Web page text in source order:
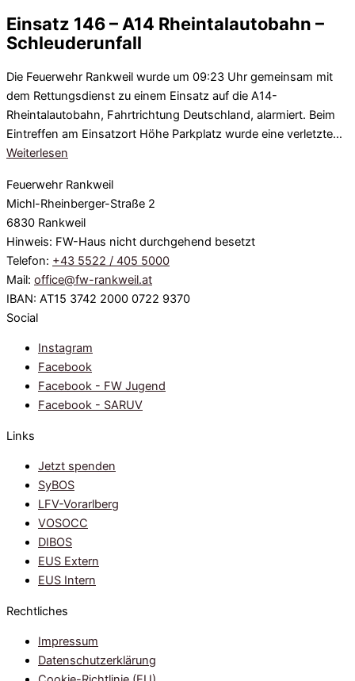
Einsatz 146 – A14 Rheintalautobahn –
Schleuderunfall
Die Feuerwehr Rankweil wurde um 09:23 Uhr gemeinsam mit
dem Rettungsdienst zu einem Einsatz auf die A14-
Rheintalautobahn, Fahrtrichtung Deutschland, alarmiert. Beim
Eintreffen am Einsatzort Höhe Parkplatz wurde eine verletzte…
Weiterlesen
Feuerwehr Rankweil
Michl-Rheinberger-Straße 2
6830 Rankweil
Hinweis: FW-Haus nicht durchgehend besetzt
Telefon: +43 5522 / 405 5000
Mail: office@fw-rankweil.at
IBAN: AT15 3742 2000 0722 9370
Social
Instagram
Facebook
Facebook - FW Jugend
Facebook - SARUV
Links
Jetzt spenden
SyBOS
LFV-Vorarlberg
VOSOCC
DIBOS
EUS Extern
EUS Intern
Rechtliches
Impressum
Datenschutzerklärung